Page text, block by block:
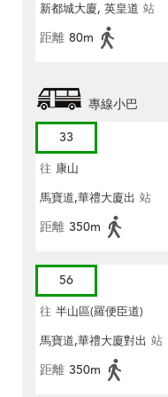
新都城大廈, 英皇道 站
距離 80m
專線小巴
33
往 康山
馬寶道,華禮大廈出 站
距離 350m
56
往 半山區(羅便臣道)
馬寶道,華禮大廈對出 站
距離 350m